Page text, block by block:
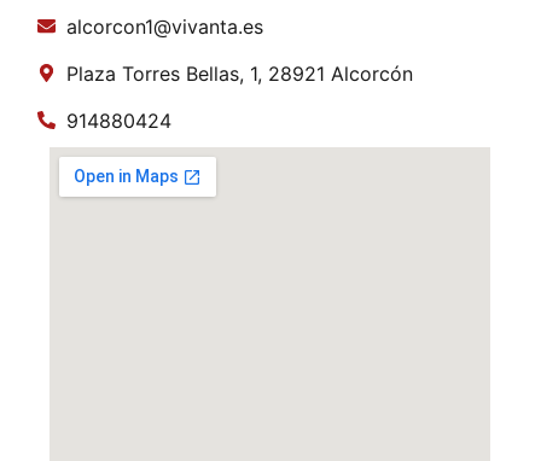
alcorcon1@vivanta.es
Plaza Torres Bellas, 1, 28921 Alcorcón
914880424